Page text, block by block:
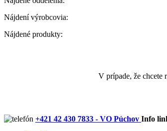
Nájdení výrobcovia:
Nájdené produkty:
V prípade, že chcete
+421 42 430 7833 - VO Púchov Info